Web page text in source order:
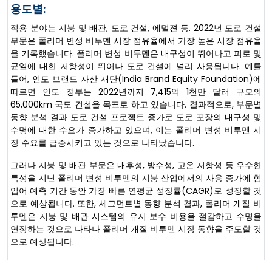
용도별:
적용 분야는 지붕 및 배관, 도로 건설, 에멀젼 등. 2022년 도로 건설
부문은 폴리머 변성 비투멘 시장 점유율에서 가장 높은 시장 점유율
을 기록했습니다. 폴리머 변성 비투멘은 내구성이 뛰어나고 피로 및
균열에 대한 저항성이 뛰어나 도로 건설에 널리 사용됩니다. 예를
들어, 인도 브랜드 자산 재단(India Brand Equity Foundation)에
따르면 인도 정부는 2022년까지 7,415억 1천만 달러 규모의
65,000km 국도 건설을 목표로 하고 있습니다. 결과적으로, 부문별
동향 분석 결과 도로 건설 프로젝트 증가로 도로 포장의 내구성 및
수명에 대한 수요가 증가하고 있으며, 이는 폴리머 변성 비투멘 시
장 수요를 급증시키고 있는 것으로 나타났습니다.
그러나 지붕 및 배관 부문은 내후성, 방수성, 고온 저항성 등 우수한
특성을 지닌 폴리머 변성 비투멘의 지붕 산업에서의 사용 증가에 힘
입어 예측 기간 동안 가장 빠른 연평균 성장률(CAGR)로 성장할 것
으로 예상됩니다. 또한, 세그먼트별 동향 분석 결과, 폴리머 개질 비
투멘은 지붕 및 배관 시스템의 유지 보수 비용을 절감하고 수명을
연장하는 것으로 나타나 폴리머 개질 비투멘 시장 동향을 주도할 것
으로 예상됩니다.